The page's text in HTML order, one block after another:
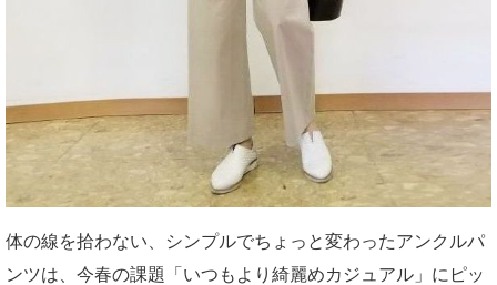
体の線を拾わない、シンプルでちょっと変わったアンクルパ
ンツは、今春の課題「いつもより綺麗めカジュアル」にピッ